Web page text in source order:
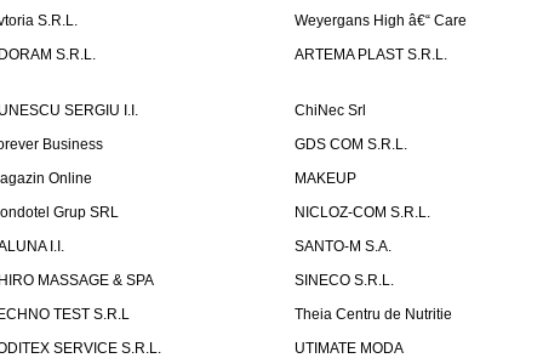
S.R.L.
Weyergans High â€“ Care
S.R.L.
ARTEMA PLAST S.R.L.
SERGIU I.I.
ChiNec Srl
Business
GDS COM S.R.L.
Online
MAKEUP
Grup SRL
NICLOZ-COM S.R.L.
I.I.
SANTO-M S.A.
MASSAGE & SPA
SINECO S.R.L.
TEST S.R.L
Theia Centru de Nutritie
SERVICE S.R.L.
UTIMATE MODA